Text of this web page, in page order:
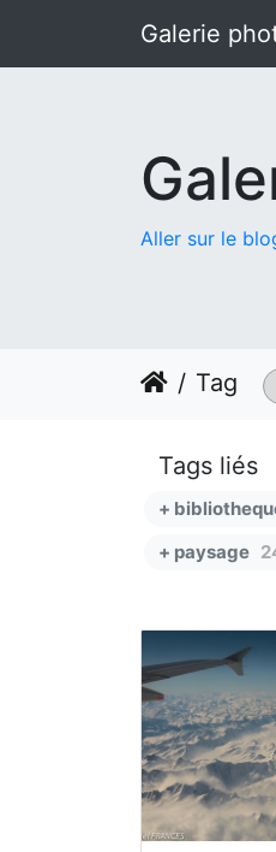
Galerie
Aller sur le
Tag
Tags liés
+
+ paysage